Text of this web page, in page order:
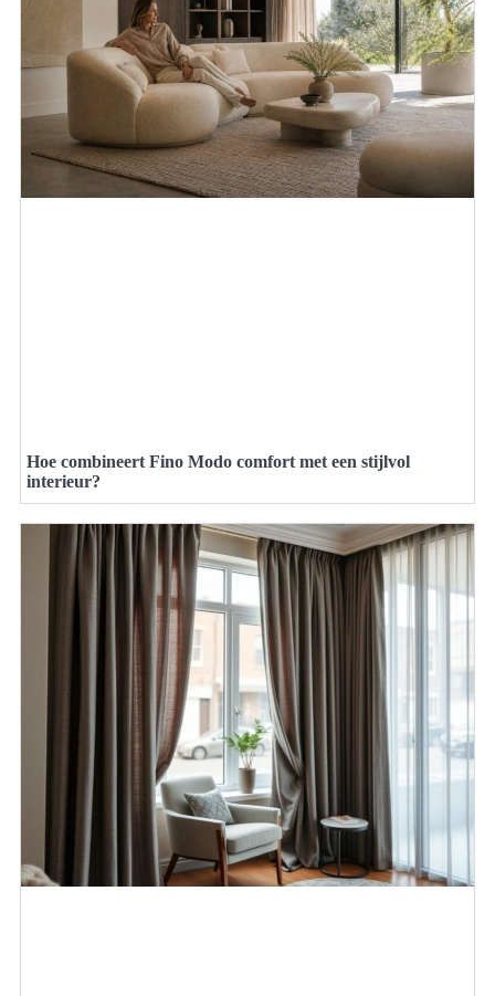
Hoe combineert Fino Modo comfort met een stijlvol
interieur?